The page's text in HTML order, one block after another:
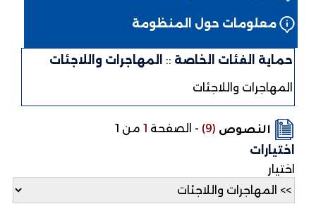
معلومات حول المنظومة
حماية الفئات الخاصة :: المهاجرات واللاجئات
المهاجرات واللاجئات
النصوص (9)
-الصفحة1من 1
اختيارات
اختيار